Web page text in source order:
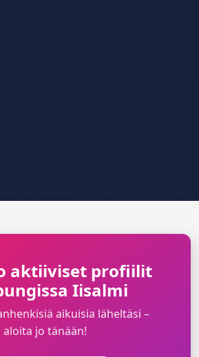
aktiiviset profiilit
Iisalmi
aikuisia läheltäsi –
aloita jo tänään!